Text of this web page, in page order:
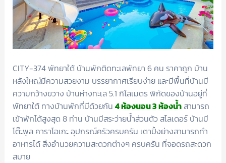
CITY-374 พัทยาใต้ บ้านพักติดทะเลพัทยา 6 คน ราคาถูก บ้าน
หลังใหญ่มีความสวยงาม บรรยากาศเรียบง่าย และมีพื้นที่บ้านมี
ความกว้างขวาง บ้านห่างทะเล 5.1 กิโลเมตร พิกัดของบ้านอยู่ที่
พัทยาใต้ ทางบ้านพักที่มีด้วยกัน 4 ห้องนอน 3 ห้องน้ำสามารถ
เข้าพักได้สูงสุด 8 ท่าน บ้านมีสระว่ายน้ำส่วนตัว สไลเดอร์ บ้านมี
โต๊ะพูล คาราโอเกะ อุปกรณ์ครัวครบครัน เตาปิ้งย่างสามารถทำ
อาหารได้ สิ่งอำนวยความสะดวกต่างๆ ครบครัน ที่จอดรถสะดวก
สบาย